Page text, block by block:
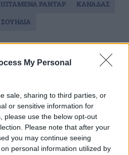
My Personal
sale, sharing to third parties, or
or sensitive information for
please use the below opt-out
Please note that after your
you may continue seeing
personal information utilized by
πρώτοι όλες τις ειδήσεις
ΙΠΤΑΜΕΝΑ ΡΑΝΤΑΡ
ΚΑΝΑΔΑΣ
ΣΟΥΗΔΙΑ